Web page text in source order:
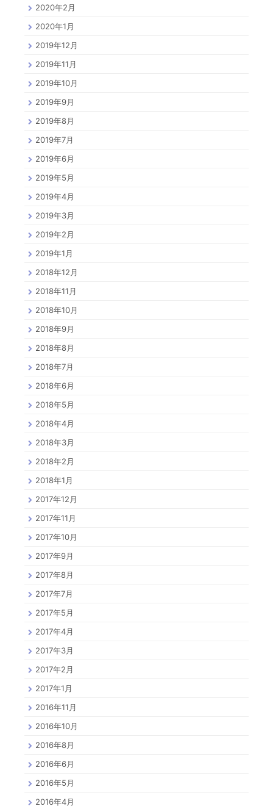
2020年2月
2020年1月
2019年12月
2019年11月
2019年10月
2019年9月
2019年8月
2019年7月
2019年6月
2019年5月
2019年4月
2019年3月
2019年2月
2019年1月
2018年12月
2018年11月
2018年10月
2018年9月
2018年8月
2018年7月
2018年6月
2018年5月
2018年4月
2018年3月
2018年2月
2018年1月
2017年12月
2017年11月
2017年10月
2017年9月
2017年8月
2017年7月
2017年5月
2017年4月
2017年3月
2017年2月
2017年1月
2016年11月
2016年10月
2016年8月
2016年6月
2016年5月
2016年4月